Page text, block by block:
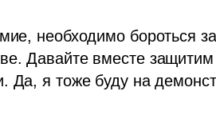
необходимо бороться
Давайте вместе
Да, я тоже буду на